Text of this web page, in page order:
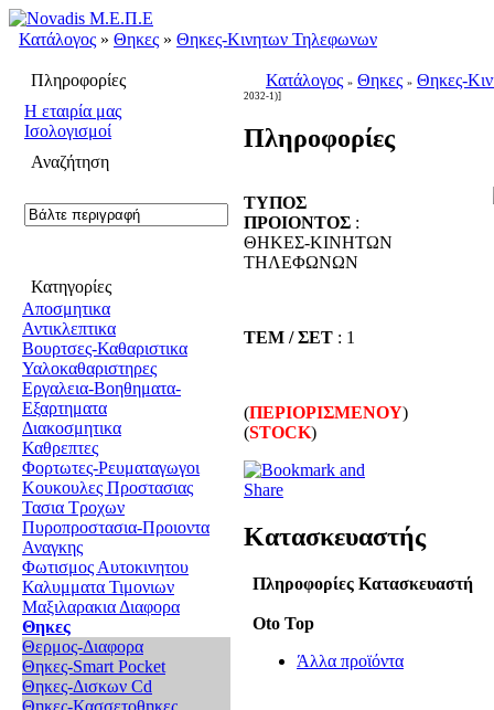
Κατάλογος » Θηκες » Θηκες-Κινητων Τηλεφωνων
Πληροφορίες
H εταιρία μας
Ισολογισμοί
Αναζήτηση
Κατηγορίες
Αποσμητικα
Αντικλεπτικα
Βουρτσες-Καθαριστικα
Υαλοκαθαριστηρες
Εργαλεια-Βοηθηματα-
Εξαρτηματα
Διακοσμητικα
Καθρεπτες
Φορτωτες-Ρευματαγωγοι
Κουκουλες Προστασιας
Τασια Τροχων
Πυροπροστασια-Προιοντα
Αναγκης
Φωτισμος Αυτοκινητου
Καλυμματα Τιμονιων
Μαξιλαρακια Διαφορα
Θηκες
Θερμος-Διαφορα
Θηκες-Smart Pocket
Θηκες-Δισκων Cd
Θηκες-Κασσετοθηκες
Κατάλογος » Θηκες » Θηκες-
2032-1)]
Πληροφορίες
ΤΥΠΟΣ
ΠΡΟΙΟΝΤΟΣ :
ΘΗΚΕΣ-ΚΙΝΗΤΩΝ
ΤΗΛΕΦΩΝΩΝ
ΤΕΜ / ΣΕΤ : 1
(ΠΕΡΙΟΡΙΣΜΕΝΟΥ)
(STOCK)
Κατασκευαστής
Πληροφορίες Κατασκευαστή
Oto Top
Άλλα προϊόντα